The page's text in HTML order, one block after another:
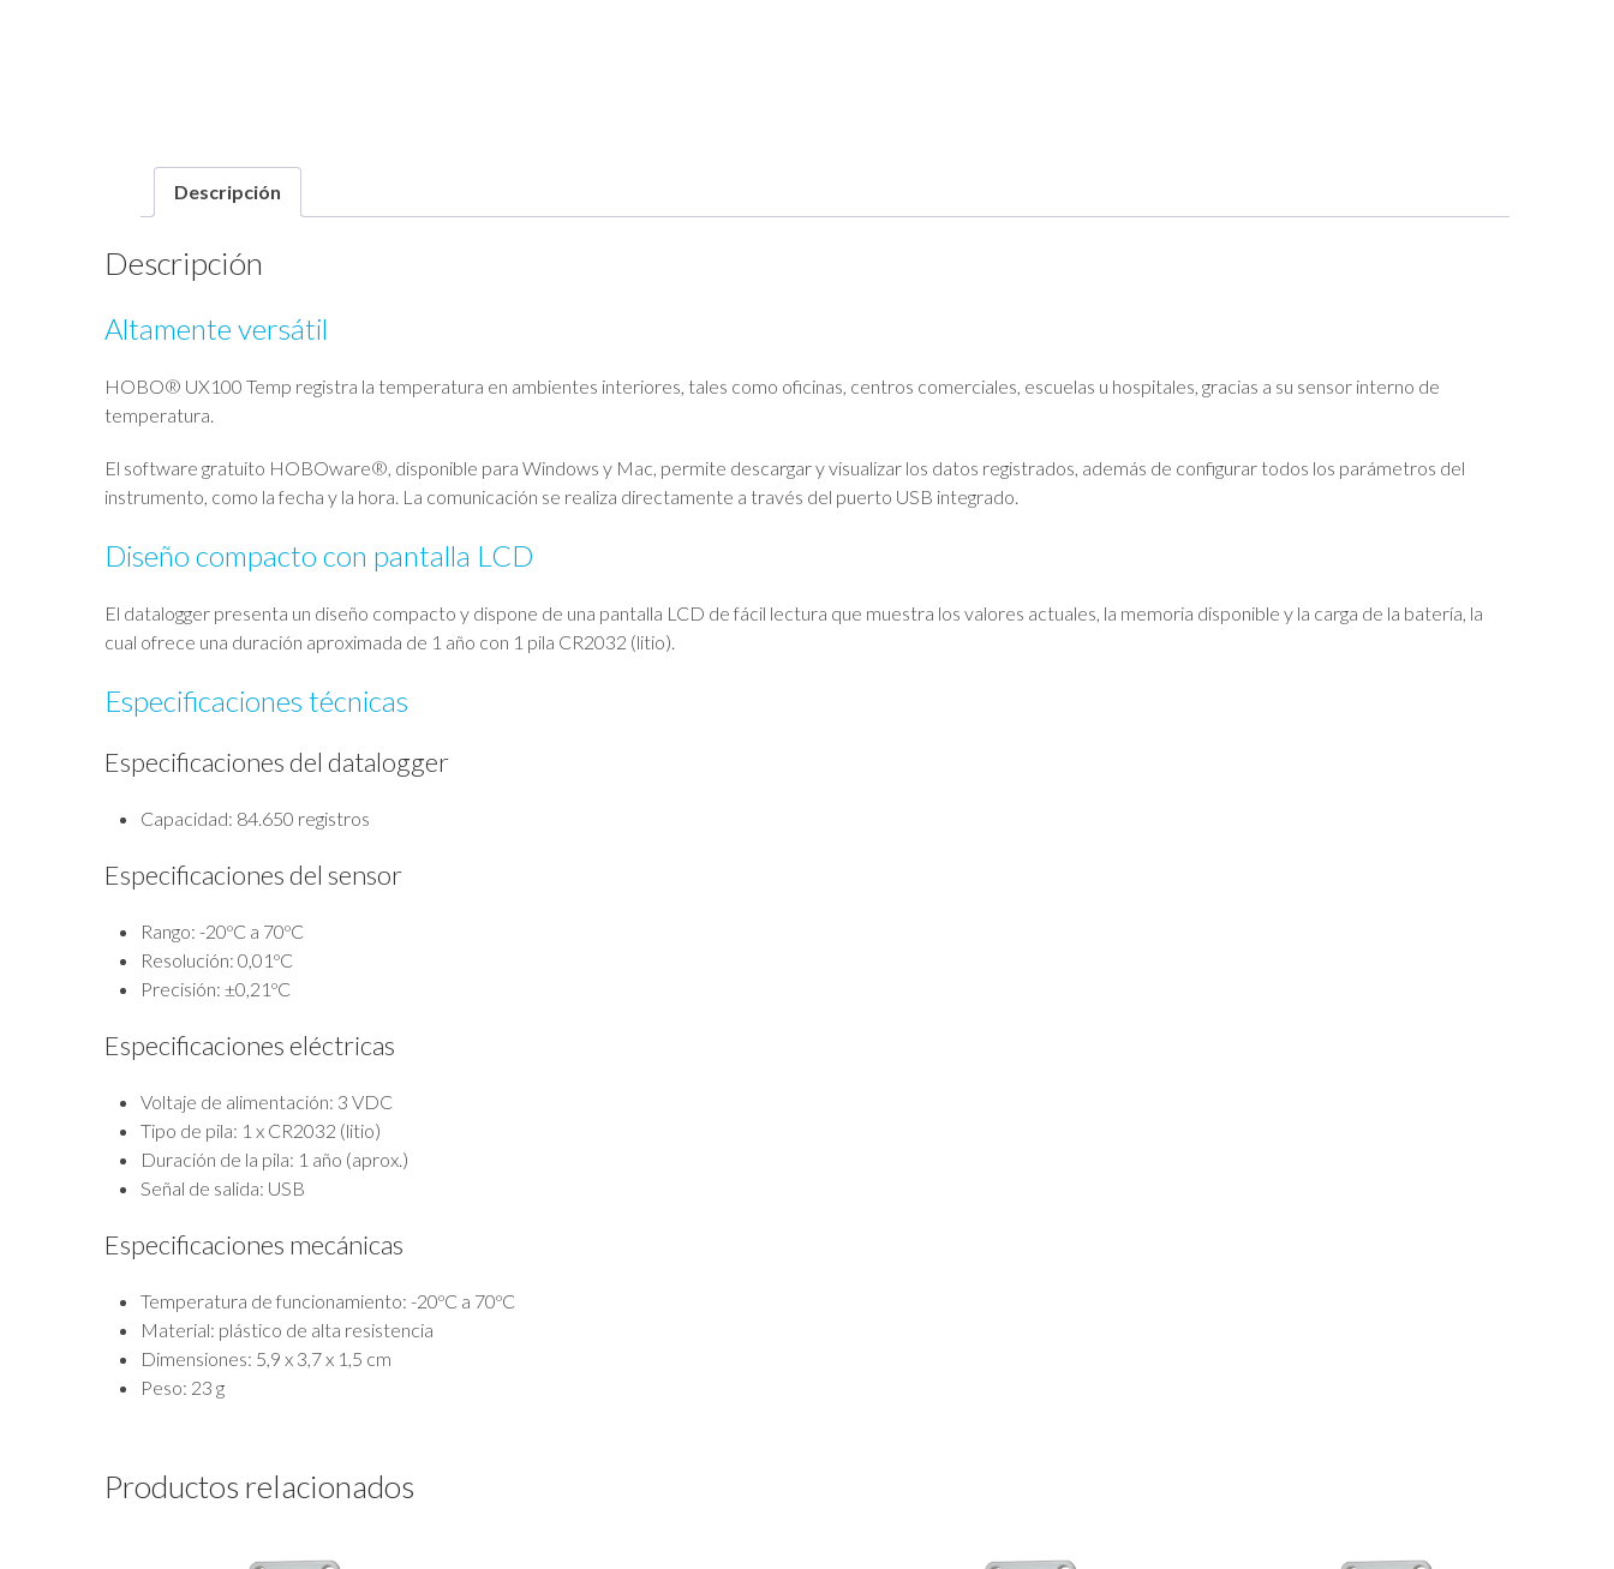
Descripción
Descripción
Altamente versátil
HOBO® UX100 Temp registra la temperatura en ambientes interiores, tales como oficinas, centros comerciales, escuelas u hospitales, gracias a su sensor interno de
temperatura.
El software gratuito HOBOware®, disponible para Windows y Mac, permite descargar y visualizar los datos registrados, además de configurar todos los parámetros del
instrumento, como la fecha y la hora. La comunicación se realiza directamente a través del puerto USB integrado.
Diseño compacto con pantalla LCD
El datalogger presenta un diseño compacto y dispone de una pantalla LCD de fácil lectura que muestra los valores actuales, la memoria disponible y la carga de la batería, la
cual ofrece una duración aproximada de 1 año con 1 pila CR2032 (litio).
Especificaciones técnicas
Especificaciones del datalogger
Capacidad: 84.650 registros
Especificaciones del sensor
Rango: -20ºC a 70ºC
Resolución: 0,01ºC
Precisión: ±0,21ºC
Especificaciones eléctricas
Voltaje de alimentación: 3 VDC
Tipo de pila: 1 x CR2032 (litio)
Duración de la pila: 1 año (aprox.)
Señal de salida: USB
Especificaciones mecánicas
Temperatura de funcionamiento: -20ºC a 70ºC
Material: plástico de alta resistencia
Dimensiones: 5,9 x 3,7 x 1,5 cm
Peso: 23 g
Productos relacionados